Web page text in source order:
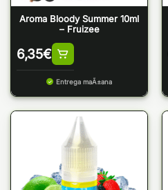
Aroma Bloody Summer 10ml
– Fruizee
6,35€
Entrega maÃ±ana